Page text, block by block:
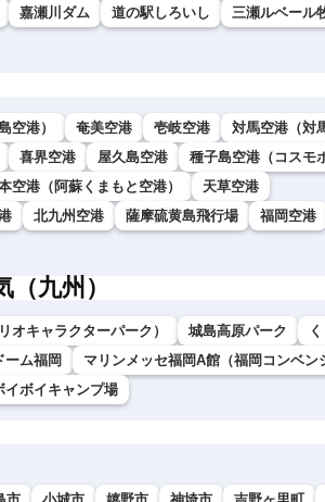
嘉瀬川ダム 道の駅しろいし
三瀬ルベール
空港） 奄美空港 壱岐空港
対馬空港（対
喜界空港 屋久島空港
種子島空港（コスモ
空港（阿蘇くまもと空港）
天草空港
北九州空港 薩摩硫黄島飛行場 福岡空港
九州）
オキャラクターパーク） 城島高原パーク
ム福岡
マリンメッセ福岡A館（福岡コンベン
イボイキャンプ場